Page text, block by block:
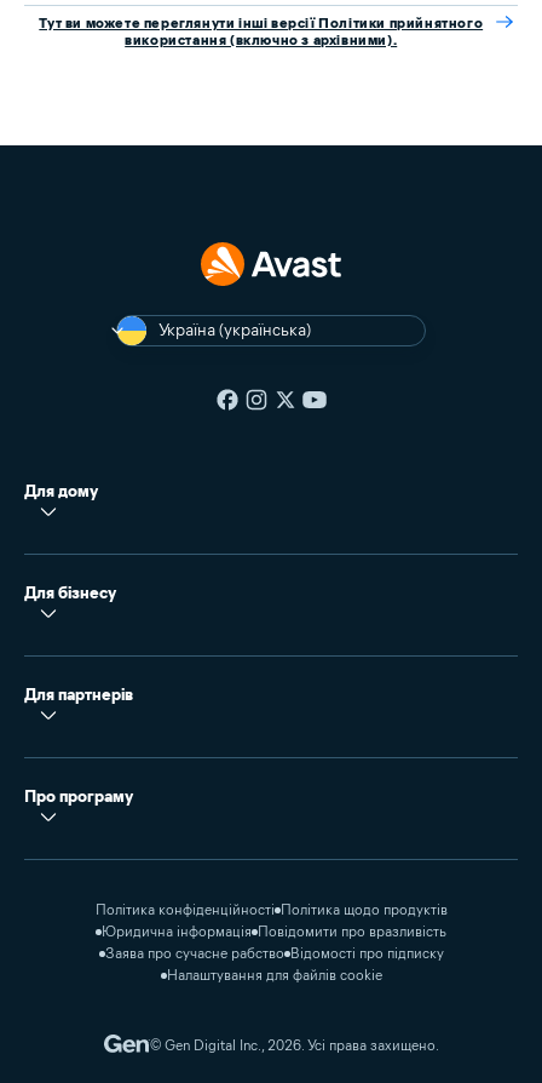
Тут ви можете переглянути інші версії Політики прийнятного
використання (включно з архівними).
Україна (українська)
Для дому
Для бізнесу
Для партнерів
Про програму
Політика конфіденційності Політика щодо продуктів
Юридична інформація Повідомити про вразливість
Заява про сучасне рабство Відомості про підписку
Налаштування для файлів cookie
© Gen Digital Inc., 2026. Усі права захищено.